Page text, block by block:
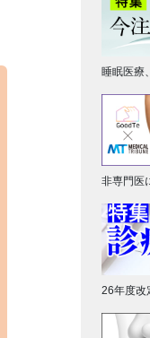
睡眠医療
非専門医
26年度改